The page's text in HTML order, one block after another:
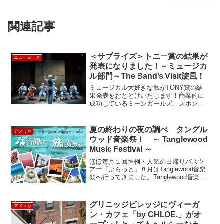
関連記事
ニューヨーク
＜サプライズ＞トニー賞の結果が
発表になりました！～ミュージカ
ル部門～The Band’s Visit旋風！
ミュージカル大好きな私がTONY賞の結
果発表をおとどけいたします！商業的に
成功しているミーンガールズ、スポンジ
門を受賞しました。批評家達の前評判は
良...
アメリカ
夏の終わりの夜の調べ タングル
ウッド音楽祭！ ～ Tanglewood
Music Festival ～
ほぼ毎月１回恒例・人気の日帰りバスツ
アー「ぶらっと」８月はTanglewood音楽
祭へ行ってきました。Tanglewood音楽祭
いう小さな町で毎年夏に開催されます。
タン...
アメリカ
グリニッジビレッジにヴィーガ
ン・カフェ「by CHLOE.」がオ